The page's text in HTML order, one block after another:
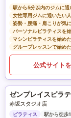
駅から5分以内のジムに通
女性専用ジムに通いたい人
姿勢・腰痛・肩こりが気
パーソナルピラティスを
マシンピラティスを始め
グループレッスンで始め
公式サイト
ゼンプレイスピラ
赤坂スタジオ店
ピラティス
駅から徒歩